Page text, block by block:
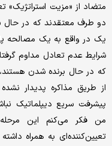
متضاد از «مزیت استراتژیک»
دو طرف معتقدند که در حال
یک در واقع به یک مصالحه
شرایط عدم تعادل مداوم
که در حال برنده شدن
از طریق مذاکره پدیدار
پیشرفت سریع دیپلماتیک
من فکر می‌کنم این
تعیین‌کننده‌ای به همراه